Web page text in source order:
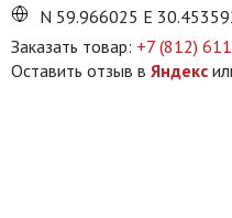
N 59.966025 E
Заказать товар: +7 (812)
Оставить отзыв в Яндекс